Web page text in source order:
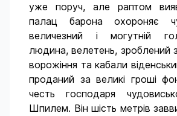
уже поруч, але раптом
палац барона охороняє
величезний і могутній
людина, велетень, зроблений
ворожіння та кабали
проданий за великі гроші
честь господаря
Шпилем. Він шість метрів